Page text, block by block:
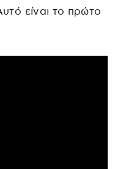
είναι το πρώτο